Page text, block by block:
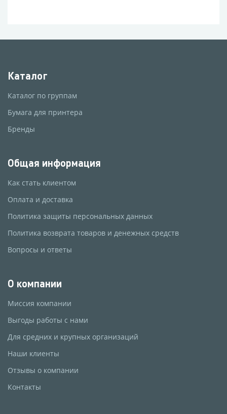
Каталог
Каталог по группам
Бумага для принтера
Бренды
Общая информация
Как стать клиентом
Оплата и доставка
Политика защиты персональных данных
Политика возврата товаров и денежных средств
Вопросы и ответы
О компании
Миссия компании
Выгоды работы с нами
Для средних и крупных организаций
Наши клиенты
Отзывы о компании
Контакты